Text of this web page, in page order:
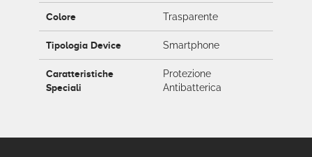
Colore Trasparente
Tipologia Device Smartphone
Caratteristiche
Speciali
Protezione
Antibatterica